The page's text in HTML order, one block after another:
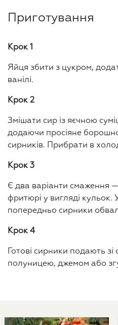
Приготування
Крок 1
Яйця збити з цукром,
ванілі.
Крок 2
Змішати сир із яєчною
додаючи просіяне
сирників. Прибрати в
Крок 3
Є два варіанти смаження
фритюрі у вигляді кульок.
попередньо сирники
Крок 4
Готові сирники подають
полуницею, джемом або